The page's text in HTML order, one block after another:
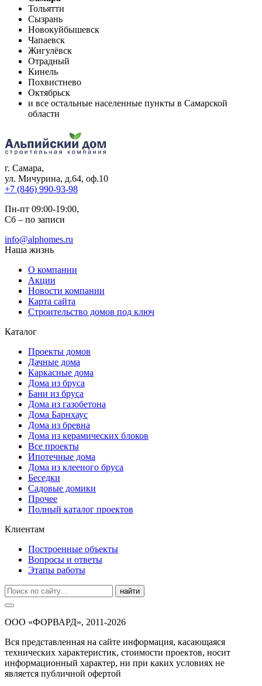
Тольятти
Сызрань
Новокуйбышевск
Чапаевск
Жигулёвск
Отрадный
Кинель
Похвистнево
Октябрьск
и все остальные населенные пункты в Самарской
области
г. Самара,
ул. Мичурина, д.64, оф.10
+7 (846) 990-93-98
Пн-пт 09:00-19:00,
Сб – по записи
info@alphomes.ru
Наша жизнь
О компании
Акции
Новости компании
Карта сайта
Строительство домов под ключ
Каталог
Проекты домов
Дачные дома
Каркасные дома
Дома из бруса
Бани из бруса
Дома из газобетона
Дома Барнхаус
Дома из бревна
Дома из керамических блоков
Все проекты
Ипотечные дома
Дома из клееного бруса
Беседки
Садовые домики
Прочее
Полный каталог проектов
Клиентам
Построенные объекты
Вопросы и ответы
Этапы работы
найти
ООО «ФОРВАРД», 2011-2026
Вся представленная на сайте информация, касающаяся
технических характеристик, стоимости проектов, носит
информационный характер, ни при каких условиях не
является публичной офертой